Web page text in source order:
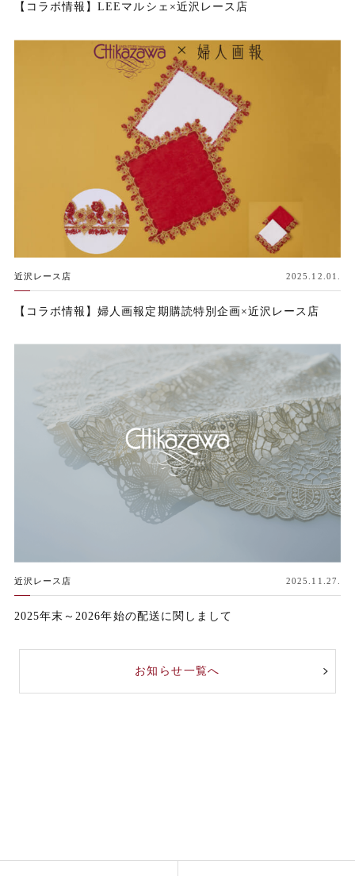
【コラボ情報】LEEマルシェ×近沢レース店
近沢レース店 2025.12.01.
【コラボ情報】婦人画報定期購読特別企画×近沢レース店
近沢レース店 2025.11.27.
2025年末～2026年始の配送に関しまして
お知らせ一覧へ